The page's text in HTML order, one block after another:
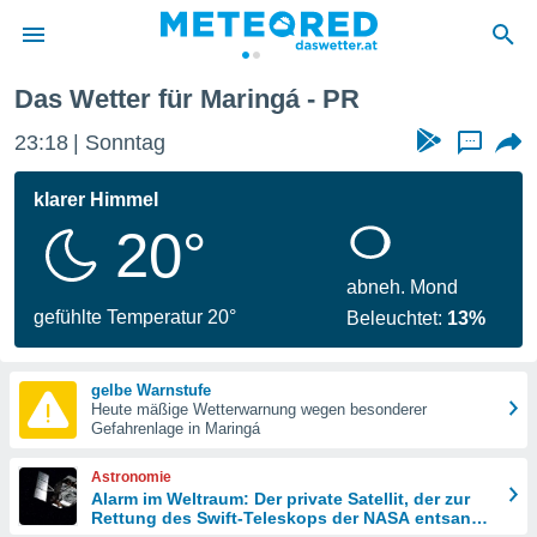
wurde
dass
sind.
diese
Das Wetter für Maringá - PR
23:18 Sonntag ...
klarer Himmel
20°
gefühlte Temperatur 20°
abneh. Mond
Beleuchtet: 13%
gelbe Warnstufe
Heute mäßige Wetterwarnung wegen besonderer
Gefahrenlage in Maringá
Astronomie
Alarm im Weltraum: Der private Satellit, der zur
Rettung des Swift-Teleskops der NASA entsandt